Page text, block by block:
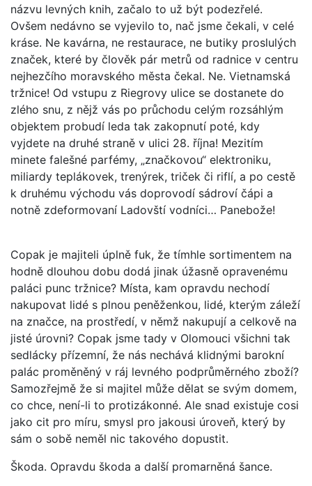
názvu levných knih, začalo to už být podezřelé.
Ovšem nedávno se vyjevilo to, nač jsme čekali, v celé
kráse. Ne kavárna, ne restaurace, ne butiky proslulých
značek, které by člověk pár metrů od radnice v centru
nejhezčího moravského města čekal. Ne. Vietnamská
tržnice! Od vstupu z Riegrovy ulice se dostanete do
zlého snu, z nějž vás po průchodu celým rozsáhlým
objektem probudí leda tak zakopnutí poté, kdy
vyjdete na druhé straně v ulici 28. října! Mezitím
minete falešné parfémy, „značkovou“ elektroniku,
miliardy teplákovek, trenýrek, triček či riflí, a po cestě
k druhému východu vás doprovodí sádroví čápi a
notně zdeformovaní Ladovští vodníci… Panebože!
Copak je majiteli úplně fuk, že tímhle sortimentem na
hodně dlouhou dobu dodá jinak úžasně opravenému
paláci punc tržnice? Místa, kam opravdu nechodí
nakupovat lidé s plnou peněženkou, lidé, kterým záleží
na značce, na prostředí, v němž nakupují a celkově na
jisté úrovni? Copak jsme tady v Olomouci všichni tak
sedlácky přízemní, že nás nechává klidnými barokní
palác proměněný v ráj levného podprůměrného zboží?
Samozřejmě že si majitel může dělat se svým domem,
co chce, není-li to protizákonné. Ale snad existuje cosi
jako cit pro míru, smysl pro jakousi úroveň, který by
sám o sobě neměl nic takového dopustit.
Škoda. Opravdu škoda a další promarněná šance.